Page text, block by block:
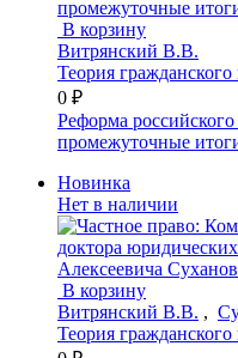
В корзину
Витрянский В.В.
Теория гражданского
0 ₽
Реформа российского
промежуточные
Новинка
Нет в наличии
В корзину
Витрянский В.В. ,
Теория гражданского